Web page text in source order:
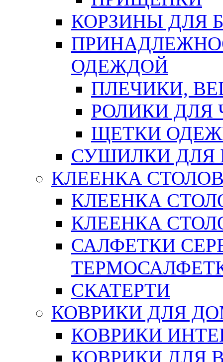
КОРЗИНЫ ДЛЯ
ОДЕЖДОЙ
ПЛЕЧИКИ,
РОЛИКИ ДЛЯ
ЩЕТКИ
СУШИЛКИ ДЛЯ
КЛЕЕНКА
КЛЕЕНКА
КЛЕЕНКА
САЛФЕТКИ
СКАТЕРТИ
КОВРИКИ ДЛЯ
КОВРИКИ
КОВРИКИ ДЛЯ